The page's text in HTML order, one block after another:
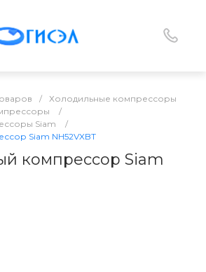
/
Холодильные компрессоры
/
Siam
/
Siam NH52VXBT
компрессор Siam